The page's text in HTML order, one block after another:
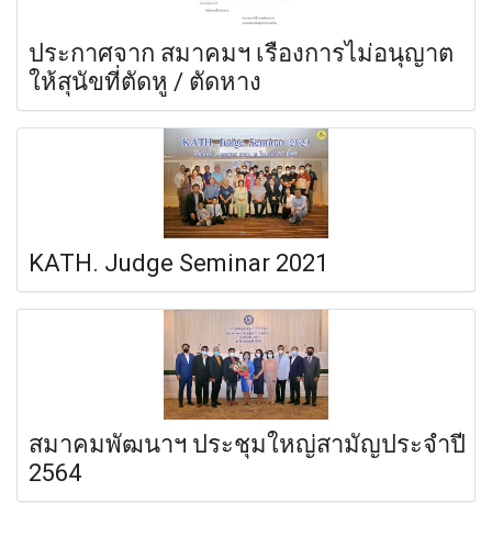
ประกาศจาก สมาคมฯ เรื่องการไม่อนุญาต
ให้สุนัขที่ตัดหู / ตัดหาง
KATH. Judge Seminar 2021
สมาคมพัฒนาฯ ประชุมใหญ่สามัญประจำปี
2564